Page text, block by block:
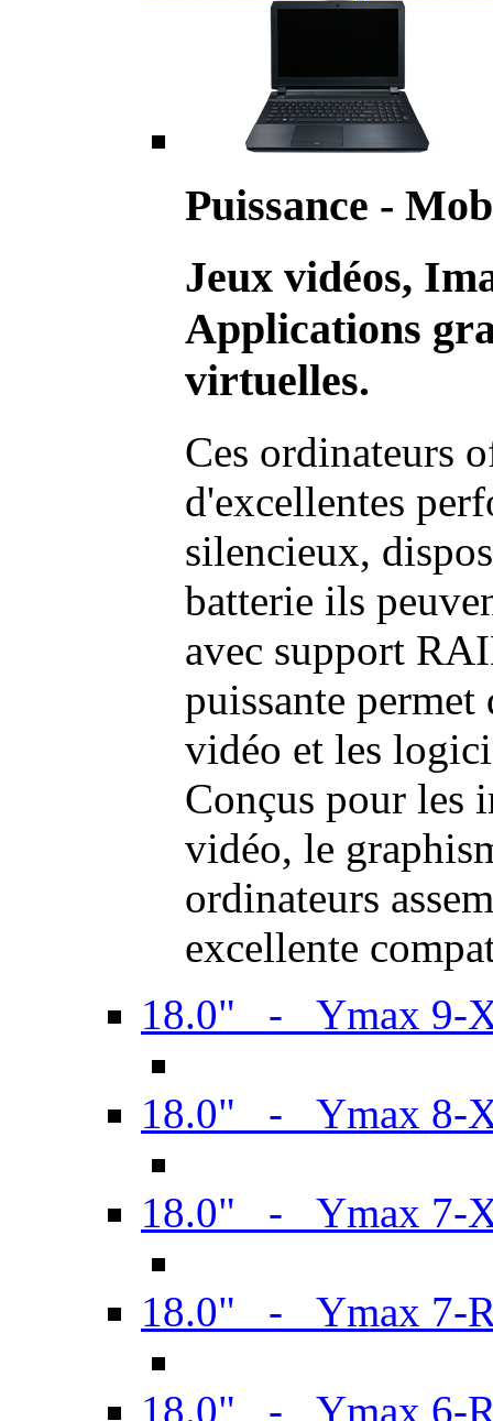
Puissance -
Jeux vidéos,
Applications
virtuelles.
Ces ordinateurs
d'excellentes
silencieux,
batterie ils
avec support
puissante permet
vidéo et les
Conçus pour les
vidéo, le
ordinateurs
excellente
18.0" - Ymax 9-
18.0" - Ymax 8-
18.0" - Ymax 7-
18.0" - Ymax 7-
18.0" - Ymax 6-